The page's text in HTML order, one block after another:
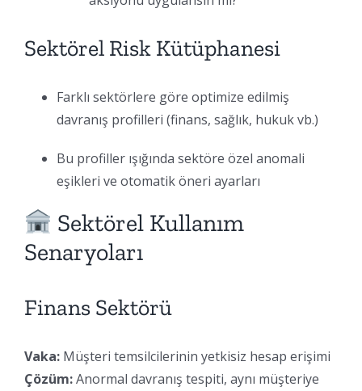
Sektörel Risk Kütüphanesi
Farklı sektörlere göre optimize edilmiş
davranış profilleri (finans, sağlık, hukuk vb.)
Bu profiller ışığında sektöre özel anomali
eşikleri ve otomatik öneri ayarları
Sektörel Kullanım
Senaryoları
Finans Sektörü
Vaka: Müşteri temsilcilerinin yetkisiz hesap erişimi
Çözüm:Anormal davranış tespiti, aynı müşteriye